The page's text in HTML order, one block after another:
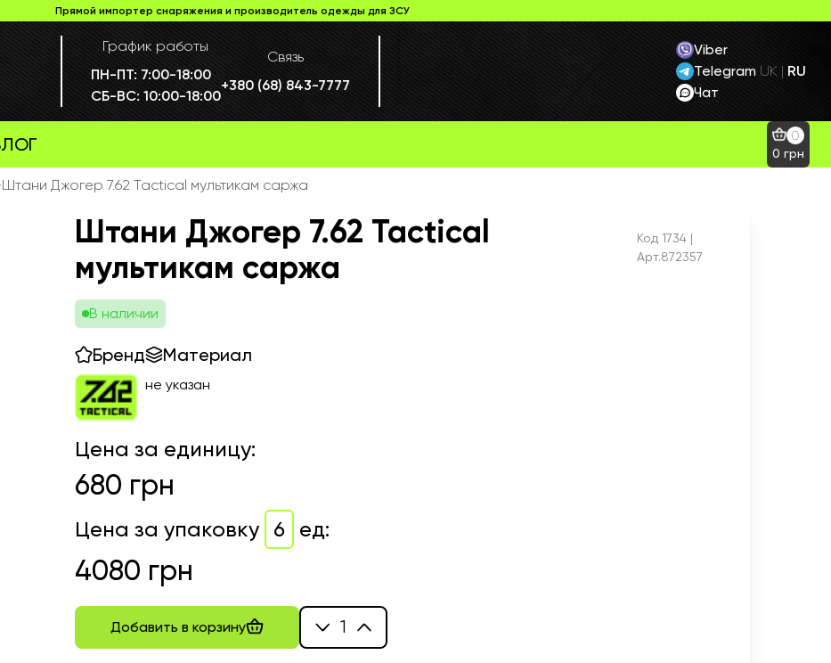
Прямой импортер снаряжения и производитель одежды для ЗСУ
График работы
ПН-ПТ: 7:00-18:00
СБ-ВС: 10:00-18:00
Связь
+380 (68) 843-7777
Viber
Telegram
Чат
UK | RU
0
0 грн
Штани Джогер 7.62 Tactical мультикам саржа
Штани Джогер 7.62 Tactical
мультикам саржа
Код 1734 |
Арт.872357
В наличии
Бренд Материал
не указан
Цена за единицу:
680 грн
Цена за упаковку 6 ед:
4080 грн
Добавить в корзину 1